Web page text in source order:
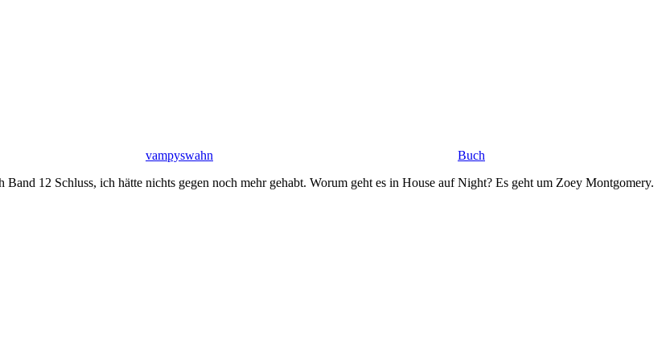
vampyswahn
Buch
12 Schluss, ich hätte nichts gegen noch mehr gehabt. Worum geht es in House auf Night? Es geht um Zoey Montgomery.